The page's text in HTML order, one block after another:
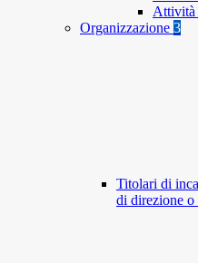
Attività
Organizzazione 3
Titolari di
di direzione